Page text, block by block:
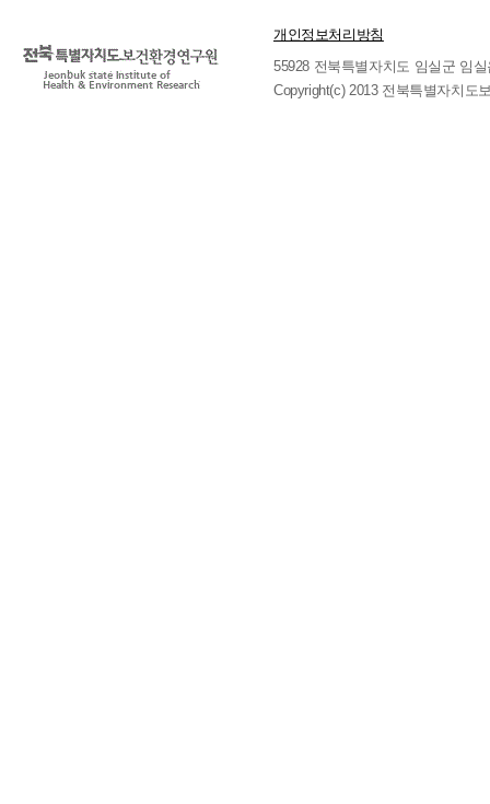
개인정보처리방침
55928 전북특별자치도 임실군 임
Copyright(c) 2013 전북특별자치도